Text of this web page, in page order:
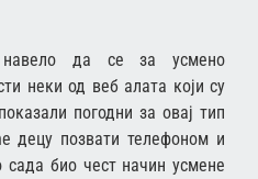
навело да се за усмено
неки од веб алата који су
погодни за овај тип
децу позвати телефоном и
сада био чест начин усмене